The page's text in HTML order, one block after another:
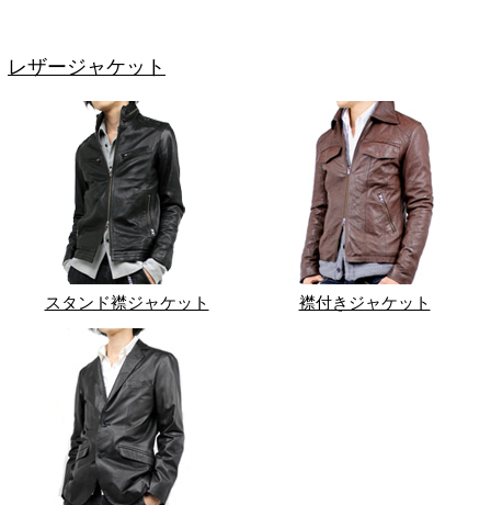
レザージャケット
スタンド襟ジャケット 襟付きジャケット